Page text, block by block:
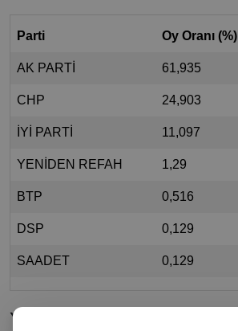
Parti Oy Oranı (%)
AK PARTİ 61,935
CHP 24,903
İYİ PARTİ 11,097
YENİDEN REFAH 1,29
BTP 0,516
DSP 0,129
SAADET 0,129
Yorumlar